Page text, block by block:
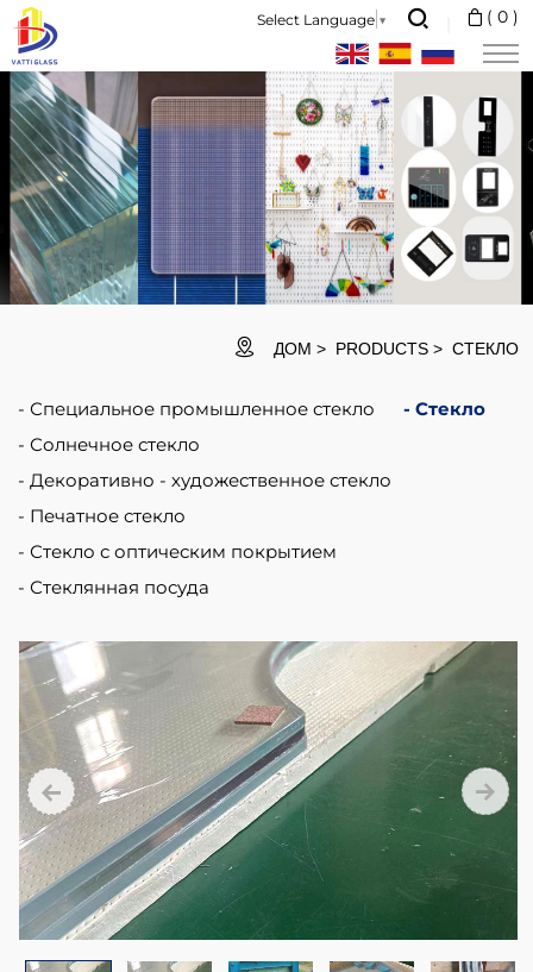
Select Language ▼ ( 0 )
nti
smashing/theft
glass
belongs
to
one
of
laminated
ДОМ PRODUCTS СТЕКЛО
Специальное промышленное стекло
Стекло
Солнечное стекло
Декоративно - художественное стекло
Печатное стекло
Стекло с оптическим покрытием
Стеклянная посуда